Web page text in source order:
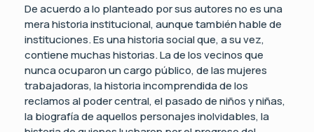
De acuerdo a lo planteado por sus autores no es una
mera historia institucional, aunque también hable de
instituciones. Es una historia social que, a su vez,
contiene muchas historias. La de los vecinos que
nunca ocuparon un cargo público, de las mujeres
trabajadoras, la historia incomprendida de los
reclamos al poder central, el pasado de niños y niñas,
la biografía de aquellos personajes inolvidables, la